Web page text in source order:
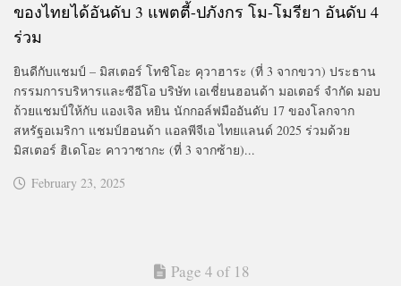
ของไทยได้อันดับ 3 แพตตี้-ปภังกร โม-โมรียา อันดับ 4
ร่วม
ยินดีกับแชมป์ – มิสเตอร์ โทชิโอะ คุวาฮาระ (ที่ 3 จากขวา) ประธาน
กรรมการบริหารและซีอีโอ บริษัท เอเชี่ยนฮอนด้า มอเตอร์ จำกัด มอบ
ถ้วยแชมป์ให้กับ แองเจิล หยิน นักกอล์ฟมืออันดับ 17 ของโลกจาก
สหรัฐอเมริกา แชมป์ฮอนด้า แอลพีจีเอ ไทยแลนด์ 2025 ร่วมด้วย
มิสเตอร์ ฮิเดโอะ คาวาซากะ (ที่ 3 จากซ้าย)...
February 23, 2025
Page 4 of 18